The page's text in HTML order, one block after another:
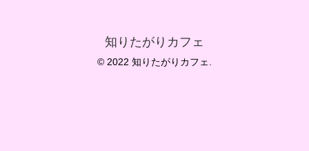
知りたがりカフェ
© 2022 知りたがりカフェ.